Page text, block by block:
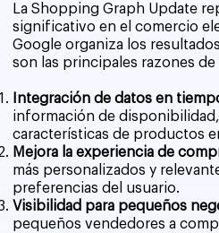
La Shopping Graph Update
significativo en el comercio
Google organiza los
son las principales razones de
Integración de datos en
información de
características de productos
Mejora la experiencia de
más personalizados y
preferencias del usuario.
Visibilidad para pequeños
pequeños vendedores a